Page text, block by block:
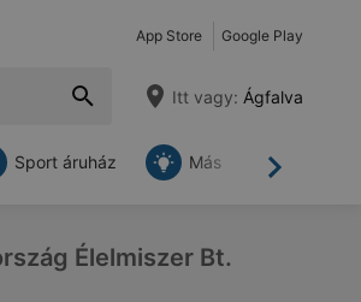
App Store Google Play
Itt vagy: Ágfalva
Tovább
Sport áruház Más
Élelmiszer Bt.